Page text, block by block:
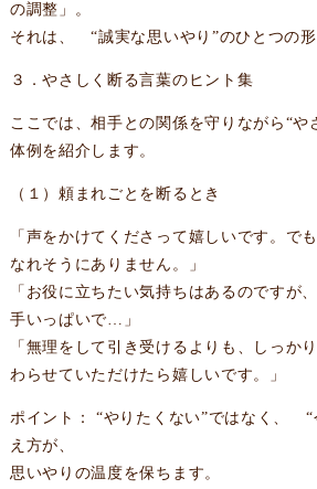
の調整」。
それは、 “誠実な思いやり”のひとつの形
３．やさしく断る言葉のヒント集
ここでは、相手との関係を守りながら“や
体例を紹介します。
（１）頼まれごとを断るとき
「声をかけてくださって嬉しいです。で
なれそうにありません。」
「お役に立ちたい気持ちはあるのですが
手いっぱいで…」
「無理をして引き受けるよりも、しっか
わらせていただけたら嬉しいです。」
ポイント： “やりたくない”ではなく、 “
え方が、
思いやりの温度を保ちます。